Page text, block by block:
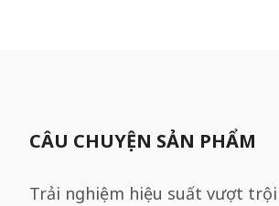
CÂU CHUYỆN SẢN PHẨM
Trải nghiệm hiệu suất vượt